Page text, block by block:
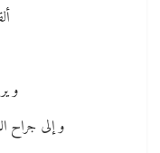
و
و إلى جراح